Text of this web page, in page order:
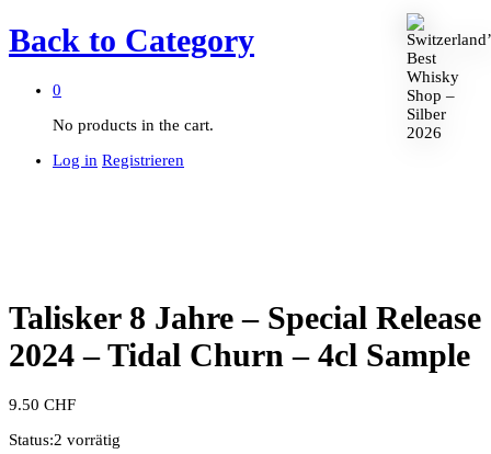
Back to Category
0
No products in the cart.
Log in Registrieren
Talisker 8 Jahre – Special Release
2024 – Tidal Churn – 4cl Sample
9.50 CHF
Status:2 vorrätig